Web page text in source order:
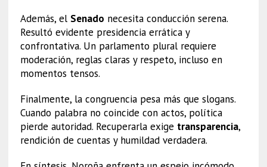
Además, el Senado necesita conducción serena.
Resultó evidente presidencia errática y
confrontativa. Un parlamento plural requiere
moderación, reglas claras y respeto, incluso en
momentos tensos.
Finalmente, la congruencia pesa más que slogans.
Cuando palabra no coincide con actos, política
pierde autoridad. Recuperarla exige transparencia,
rendición de cuentas y humildad verdadera.